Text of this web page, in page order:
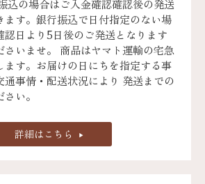
込の場合はご入金確認確認後の発送
ます。銀行振込で日付指定のない場
認日より5日後のご発送となります
さいませ。 商品はヤマト運輸の宅急
ます。お届けの日にちを指定する事
通事情・配送状況により 発送までの
い。
詳細はこちら